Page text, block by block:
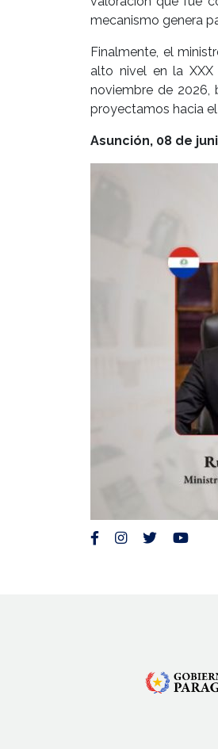
mecanismo genera
Finalmente, el
alto nivel en la
noviembre de 2026,
proyectamos hacia el
Asunción, 08 de